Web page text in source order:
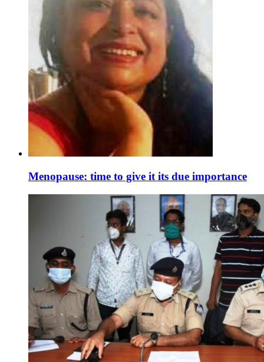
Menopause: time to give it its due importance